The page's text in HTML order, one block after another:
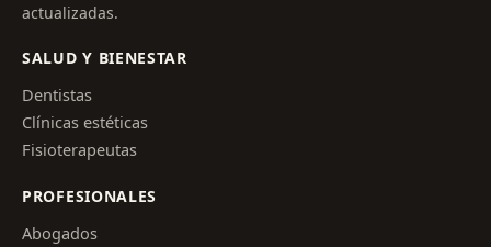
actualizadas.
SALUD Y BIENESTAR
Dentistas
Clínicas estéticas
Fisioterapeutas
PROFESIONALES
Abogados